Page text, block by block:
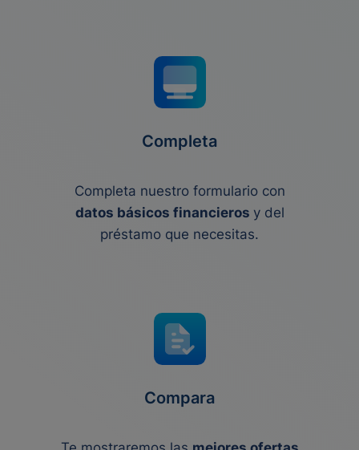
Completa
Completa nuestro formulario con
datos básicos financieros y del
préstamo que necesitas.
Compara